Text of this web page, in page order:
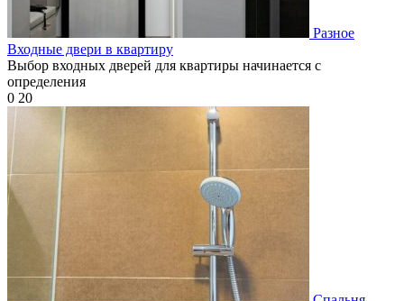
Разное
Входные двери в квартиру
Выбор входных дверей для квартиры начинается с
определения
0 20